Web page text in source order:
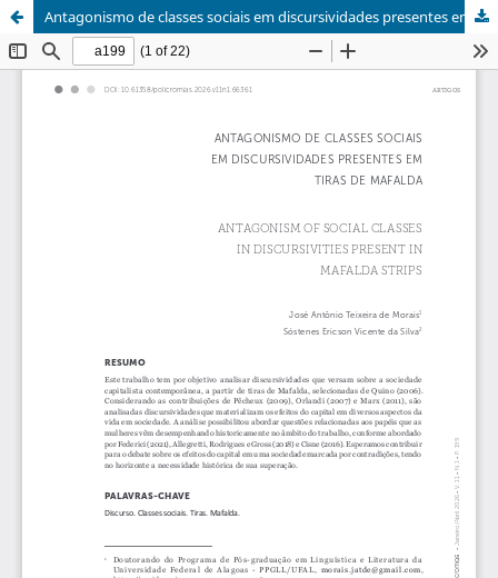
Antagonismo de classes sociais em discursividades presentes em tiras de Mafalda